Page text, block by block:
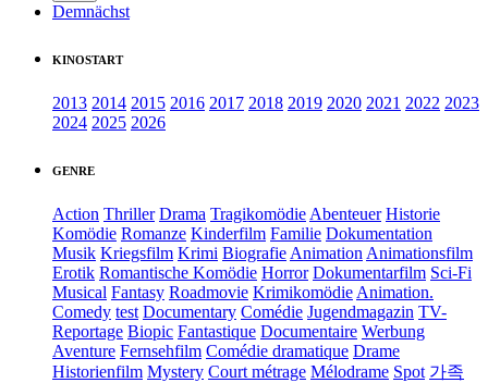
Demnächst
KINOSTART
2013 2014 2015 2016 2017 2018 2019 2020 2021 2022 2023
2024 2025 2026
GENRE
Action Thriller Drama Tragikomödie Abenteuer Historie
Komödie Romanze Kinderfilm Familie Dokumentation
Musik Kriegsfilm Krimi Biografie Animation Animationsfilm
Erotik Romantische Komödie Horror Dokumentarfilm Sci-Fi
Musical Fantasy Roadmovie Krimikomödie Animation.
Comedy test Documentary Comédie Jugendmagazin TV-
Reportage Biopic Fantastique Documentaire Werbung
Aventure Fernsehfilm Comédie dramatique Drame
Historienfilm Mystery Court métrage Mélodrame Spot 가족